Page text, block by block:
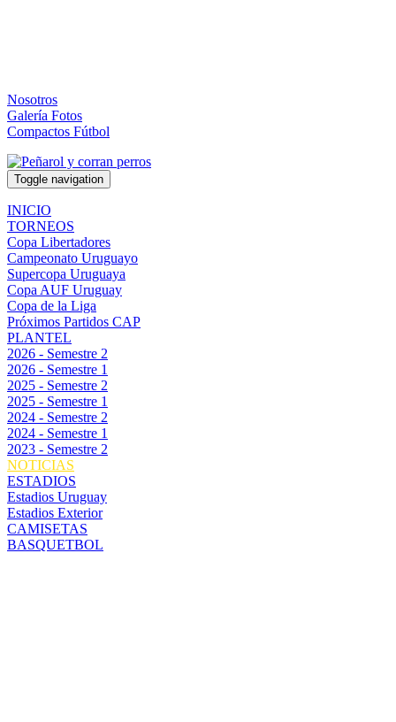
Nosotros
Galería Fotos
Compactos Fútbol
Toggle navigation
INICIO
TORNEOS
Copa Libertadores
Campeonato Uruguayo
Supercopa Uruguaya
Copa AUF Uruguay
Copa de la Liga
Próximos Partidos CAP
PLANTEL
2026 - Semestre 2
2026 - Semestre 1
2025 - Semestre 2
2025 - Semestre 1
2024 - Semestre 2
2024 - Semestre 1
2023 - Semestre 2
NOTICIAS
ESTADIOS
Estadios Uruguay
Estadios Exterior
CAMISETAS
BASQUETBOL